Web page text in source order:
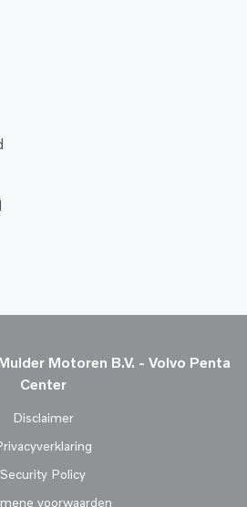
Motoren B.V. - Volvo Penta
Center
Disclaimer
Security Policy
voorwaarden